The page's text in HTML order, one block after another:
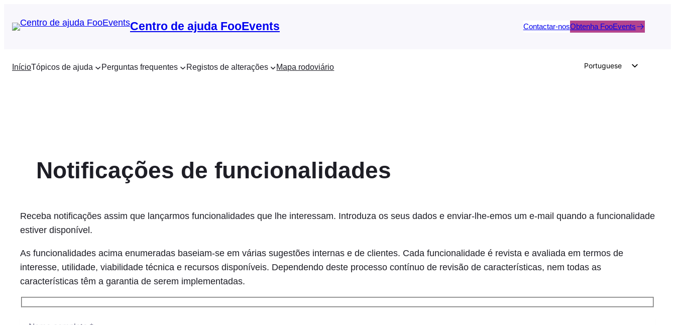
para
Centro de ajuda FooEvents Contactar-nosObtenha FooEvents
InícioTópicos de ajuda Perguntas frequentes Registos de alterações Mapa rodoviário
Portuguese
Greek
Notificações de funcionalidades
Receba notificações assim que lançarmos funcionalidades que lhe interessam. Introduza os seus dados e enviar-lhe-emos um e-mail quando a funcionalidade
estiver disponível.
As funcionalidades acima enumeradas baseiam-se em várias sugestões internas e de clientes. Cada funcionalidade é revista e avaliada em termos de
interesse, utilidade, viabilidade técnica e recursos disponíveis. Dependendo deste processo contínuo de revisão de características, nem todas as
características têm a garantia de serem implementadas.